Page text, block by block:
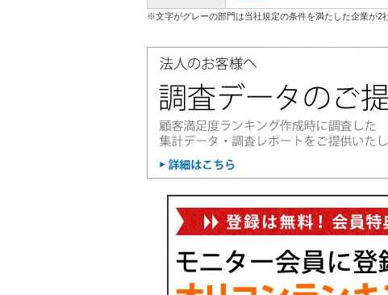
※文字がグレーの部門は当社規定の条件を満たした企業が2